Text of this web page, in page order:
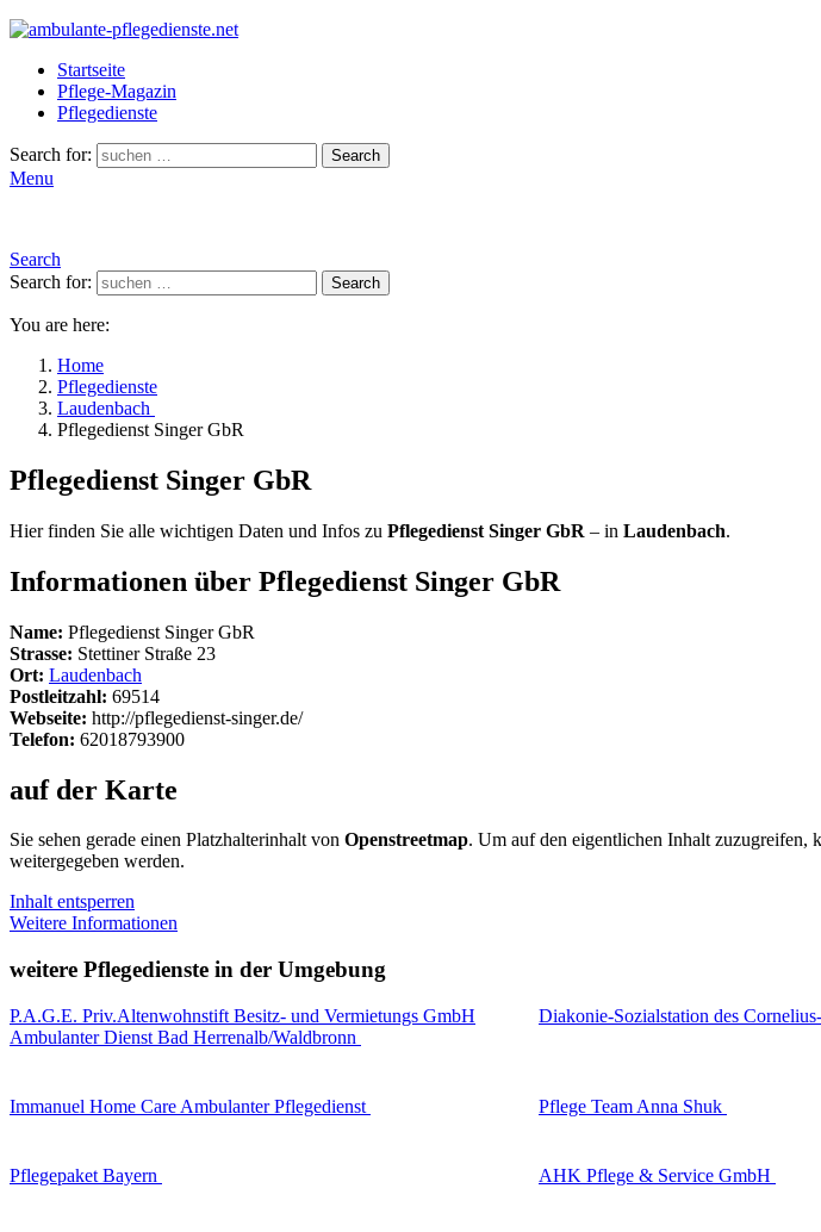
Startseite
Pflege-Magazin
Pflegedienste
Search for: Search
Menu
Search
Search for:
Search
You are here:
Home
Pflegedienste
Laudenbach
Pflegedienst Singer GbR
Pflegedienst Singer GbR
Hier finden Sie alle wichtigen Daten und Infos zu Pflegedienst Singer GbR – in Laudenbach.
Informationen über Pflegedienst Singer GbR
Name: Pflegedienst Singer GbR
Strasse: Stettiner Straße 23
Ort: Laudenbach
Postleitzahl: 69514
Webseite: http://pflegedienst-singer.de/
Telefon: 62018793900
auf der Karte
Sie sehen gerade einen Platzhalterinhalt von Openstreetmap. Um auf den eigentlichen Inhalt zuzugreifen,
weitergegeben werden.
Inhalt entsperren
Weitere Informationen
weitere Pflegedienste in der Umgebung
P.A.G.E. Priv.Altenwohnstift Besitz- und Vermietungs GmbH
Ambulanter Dienst Bad Herrenalb/Waldbronn
Diakonie-Sozialstation des
Immanuel Home Care Ambulanter Pflegedienst Pflege Team Anna Shuk
Pflegepaket Bayern AHK Pflege & Service GmbH